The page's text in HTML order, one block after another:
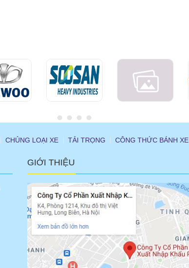
CHỦNG LOẠI XE TẢI TRỌNG CÔNG THỨC BÁNH XE
GIỚI THIỆU